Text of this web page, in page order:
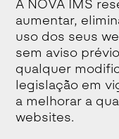
A NOVA IMS
aumentar,
uso dos seus
sem aviso
qualquer
legislação em
a melhorar a
websites.